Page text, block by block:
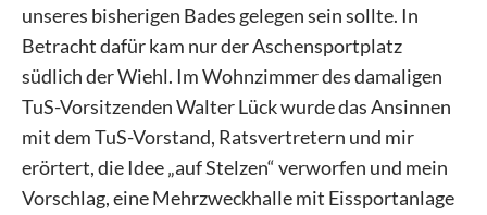
unseres bisherigen Bades gelegen sein sollte. In
Betracht dafür kam nur der Aschensportplatz
südlich der Wiehl. Im Wohnzimmer des damaligen
TuS-Vorsitzenden Walter Lück wurde das Ansinnen
mit dem TuS-Vorstand, Ratsvertretern und mir
erörtert, die Idee „auf Stelzen“ verworfen und mein
Vorschlag, eine Mehrzweckhalle mit Eissportanlage